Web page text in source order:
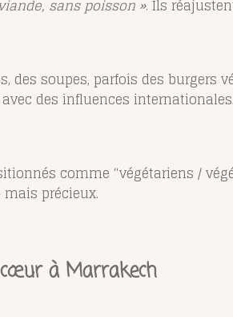
sans poisson ». Ils
des soupes, parfois des burgers
des influences internationales.
comme “végétariens /
précieux.
à Marrakech